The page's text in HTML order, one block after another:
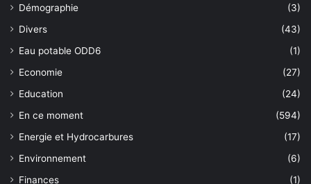
Démographie
(3)
Divers
(43)
Eau potable ODD6
(1)
Economie
(27)
Education
(24)
En ce moment
(594)
Energie et Hydrocarbures
(17)
Environnement
(6)
Finances
(1)